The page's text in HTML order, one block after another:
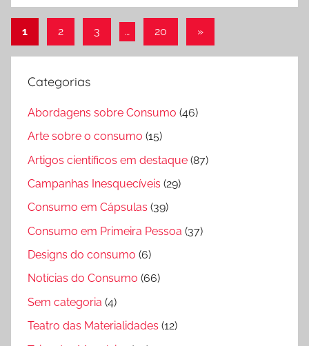
Paginação
de
posts
1 2 3 … 20
Post
seguinte
»
Categorias
Abordagens sobre Consumo (46)
Arte sobre o consumo (15)
Artigos científicos em destaque (87)
Campanhas Inesquecíveis (29)
Consumo em Cápsulas (39)
Consumo em Primeira Pessoa (37)
Designs do consumo (6)
Notícias do Consumo (66)
Sem categoria (4)
Teatro das Materialidades (12)